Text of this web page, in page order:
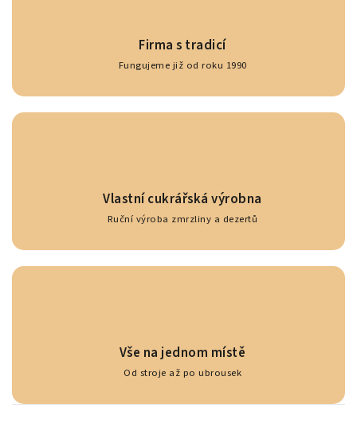
Firma s tradicí
Fungujeme již od roku 1990
Vlastní cukrářská výrobna
Ruční výroba zmrzliny a dezertů
Vše na jednom místě
Od stroje až po ubrousek